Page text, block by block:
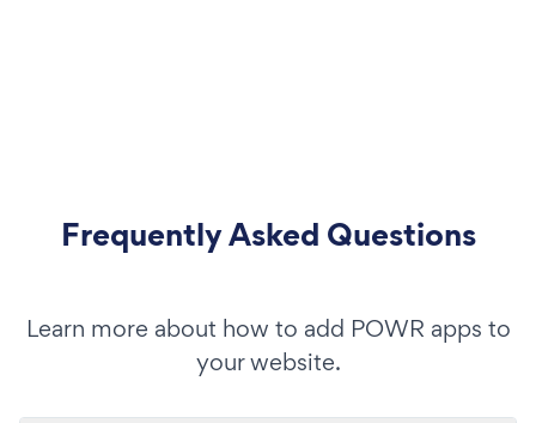
Frequently Asked Questions
Learn more about how to add POWR apps to
your website.